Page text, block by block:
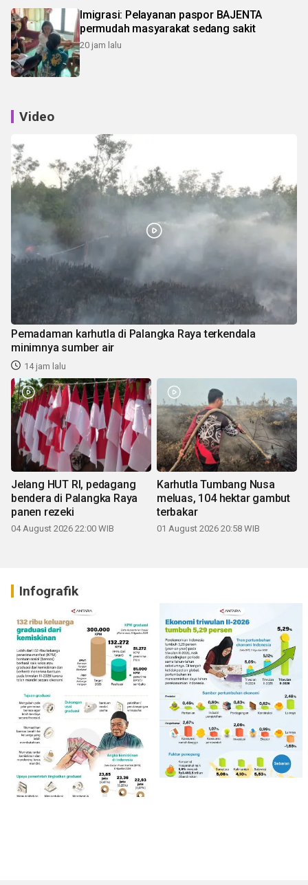
Imigrasi: Pelayanan paspor BAJENTA
permudah masyarakat sedang sakit
20 jam lalu
Video
Pemadaman karhutla di Palangka Raya terkendala
minimnya sumber air
14 jam lalu
Jelang HUT RI, pedagang
bendera di Palangka Raya
panen rezeki
04 August 2026 22:00 WIB
Karhutla Tumbang Nusa
meluas, 104 hektar gambut
terbakar
01 August 2026 20:58 WIB
Infografik